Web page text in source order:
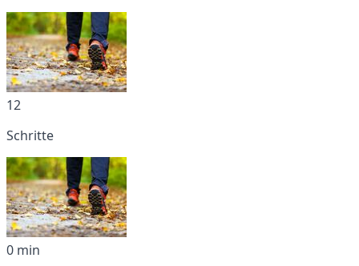
12
Schritte
0 min